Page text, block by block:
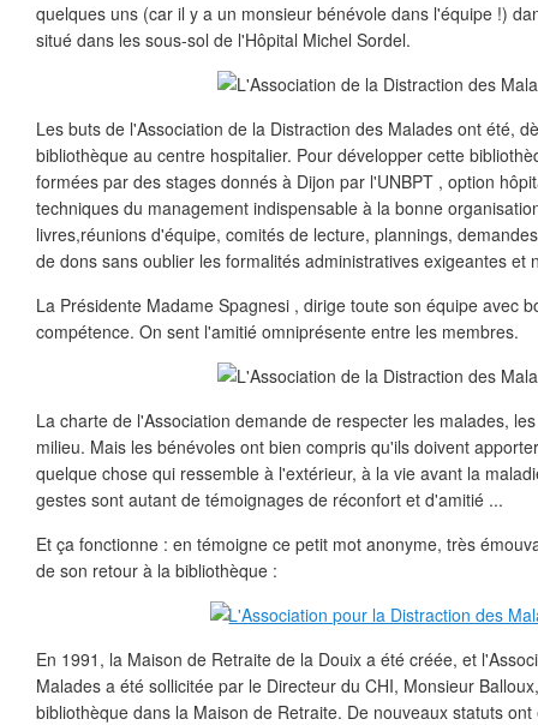
quelques uns (car il y a un monsieur bénévole dans l'équipe !)
situé dans les sous-sol de l'Hôpital Michel Sordel.
Les buts de l'Association de la Distraction des Malades ont été,
bibliothèque au centre hospitalier. Pour développer cette
formées par des stages donnés à Dijon par l'UNBPT , option
techniques du management indispensable à la bonne
livres,réunions d'équipe, comités de lecture, plannings,
de dons sans oublier les formalités administratives exigeantes et
La Présidente Madame Spagnesi , dirige toute son équipe avec
compétence. On sent l'amitié omniprésente entre les membres.
La charte de l'Association demande de respecter les malades,
milieu. Mais les bénévoles ont bien compris qu'ils doivent
quelque chose qui ressemble à l'extérieur, à la vie avant la
gestes sont autant de témoignages de réconfort et d'amitié ...
Et ça fonctionne : en témoigne ce petit mot anonyme, très
de son retour à la bibliothèque :
En 1991, la Maison de Retraite de la Douix a été créée, et
Malades a été sollicitée par le Directeur du CHI, Monsieur
bibliothèque dans la Maison de Retraite. De nouveaux statuts